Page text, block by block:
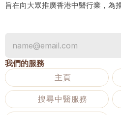
旨在向大眾推廣香港中醫行業，為
我們的服務
主頁
搜尋中醫服務